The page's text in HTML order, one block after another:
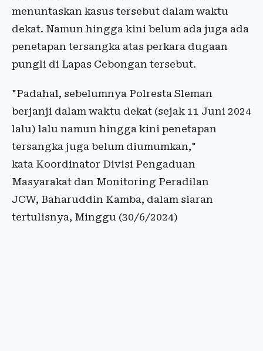
menuntaskan kasus tersebut dalam waktu
dekat. Namun hingga kini belum ada juga ada
penetapan tersangka atas perkara dugaan
pungli di Lapas Cebongan tersebut.
"Padahal, sebelumnya Polresta Sleman
berjanji dalam waktu dekat (sejak 11 Juni 2024
lalu) lalu namun hingga kini penetapan
tersangka juga belum diumumkan,"
kata Koordinator Divisi Pengaduan
Masyarakat dan Monitoring Peradilan
JCW, Baharuddin Kamba, dalam siaran
tertulisnya, Minggu (30/6/2024)